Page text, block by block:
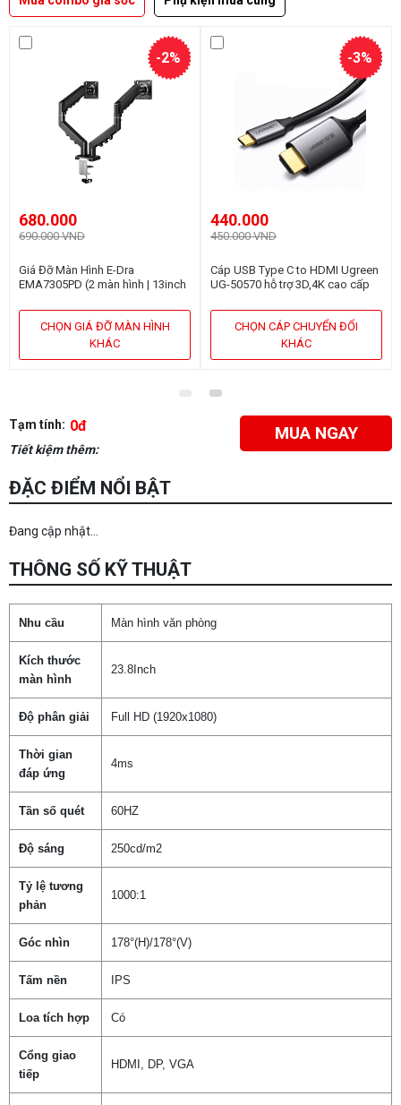
680.000
690.000 VND
-2%
Giá Đỡ Màn Hình E-Dra
EMA7305PD (2 màn hình | 13inch
CHỌN GIÁ ĐỠ MÀN HÌNH
KHÁC
440.000
450.000 VND
-3%
Cáp USB Type C to HDMI Ugreen
UG-50570 hỗ trợ 3D,4K cao cấp
CHỌN CÁP CHUYỂN ĐỔI
KHÁC
Tạm tính: 0đ
Tiết kiệm thêm:
MUA NGAY
ĐẶC ĐIỂM NỔI BẬT
Đang cập nhật...
THÔNG SỐ KỸ THUẬT
Nhu cầu Màn hình văn phòng
Kích thước
màn hình
23.8Inch
Độ phân giải Full HD (1920x1080)
Thời gian
đáp ứng
4ms
Tần số quét 60HZ
Độ sáng 250cd/m2
Tỷ lệ tương
phản
1000:1
Góc nhìn 178°(H)/178°(V)
Tấm nền IPS
Loa tích hợp Có
Cổng giao
tiếp
HDMI, DP, VGA